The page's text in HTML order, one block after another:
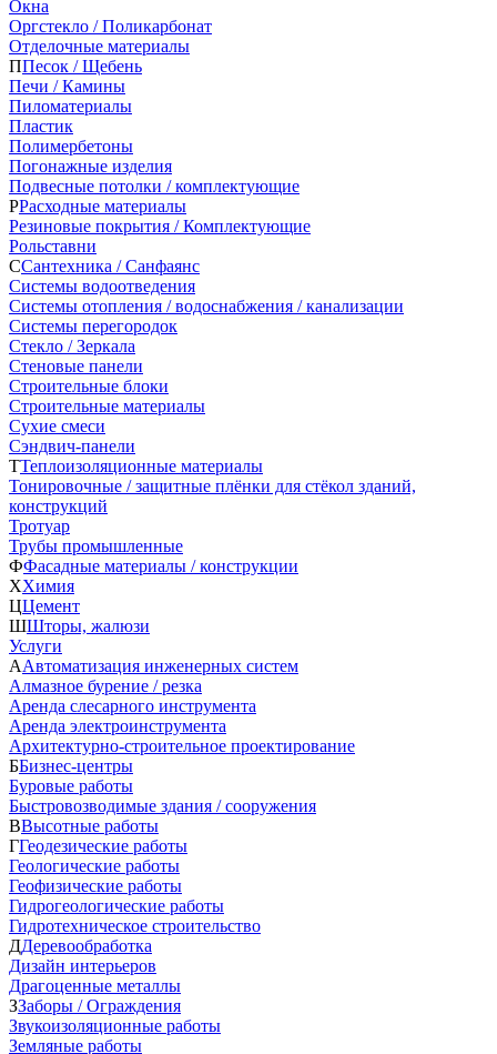
Окна
Оргстекло / Поликарбонат
Отделочные материалы
ППесок / Щебень
Печи / Камины
Пиломатериалы
Пластик
Полимербетоны
Погонажные изделия
Подвесные потолки / комплектующие
РРасходные материалы
Резиновые покрытия / Комплектующие
Рольставни
ССантехника / Санфаянс
Системы водоотведения
Системы отопления / водоснабжения / канализации
Системы перегородок
Стекло / Зеркала
Стеновые панели
Строительные блоки
Строительные материалы
Сухие смеси
Сэндвич-панели
ТТеплоизоляционные материалы
Тонировочные / защитные плёнки для стёкол зданий,
конструкций
Тротуар
Трубы промышленные
ФФасадные материалы / конструкции
ХХимия
ЦЦемент
ШШторы, жалюзи
Услуги
ААвтоматизация инженерных систем
Алмазное бурение / резка
Аренда слесарного инструмента
Аренда электроинструмента
Архитектурно-строительное проектирование
ББизнес-центры
Буровые работы
Быстровозводимые здания / сооружения
ВВысотные работы
ГГеодезические работы
Геологические работы
Геофизические работы
Гидрогеологические работы
Гидротехническое строительство
ДДеревообработка
Дизайн интерьеров
Драгоценные металлы
ЗЗаборы / Ограждения
Звукоизоляционные работы
Земляные работы